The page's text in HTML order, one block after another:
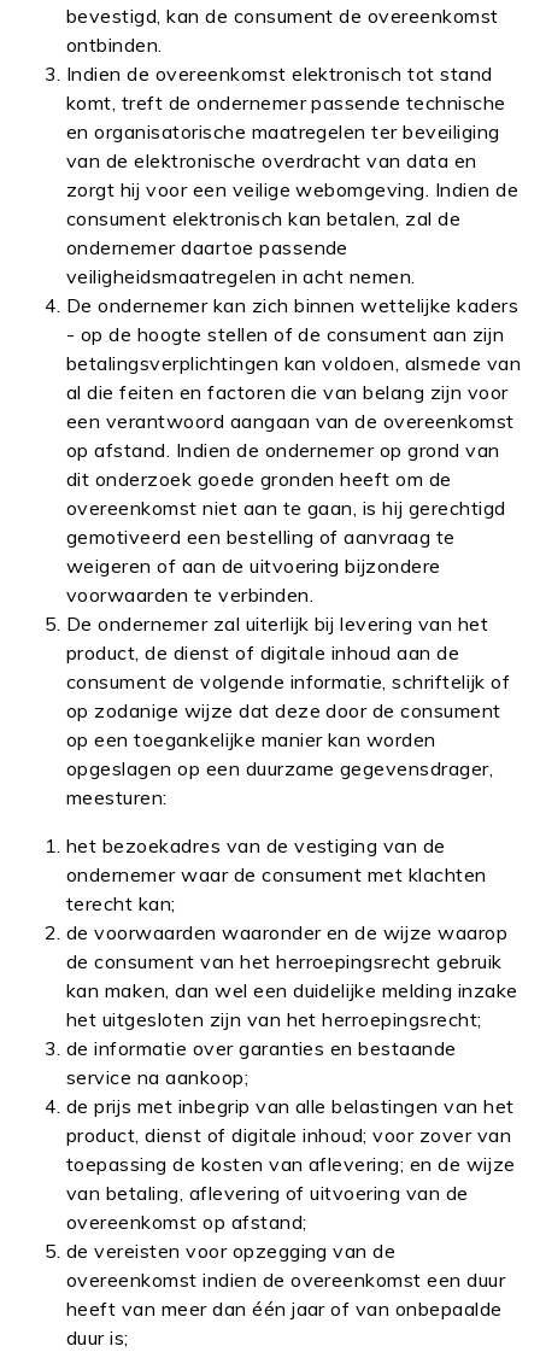
bevestigd, kan de consument de overeenkomst
ontbinden.
Indien de overeenkomst elektronisch tot stand
komt, treft de ondernemer passende technische
en organisatorische maatregelen ter beveiliging
van de elektronische overdracht van data en
zorgt hij voor een veilige webomgeving. Indien de
consument elektronisch kan betalen, zal de
ondernemer daartoe passende
veiligheidsmaatregelen in acht nemen.
De ondernemer kan zich binnen wettelijke kaders
- op de hoogte stellen of de consument aan zijn
betalingsverplichtingen kan voldoen, alsmede van
al die feiten en factoren die van belang zijn voor
een verantwoord aangaan van de overeenkomst
op afstand. Indien de ondernemer op grond van
dit onderzoek goede gronden heeft om de
overeenkomst niet aan te gaan, is hij gerechtigd
gemotiveerd een bestelling of aanvraag te
weigeren of aan de uitvoering bijzondere
voorwaarden te verbinden.
De ondernemer zal uiterlijk bij levering van het
product, de dienst of digitale inhoud aan de
consument de volgende informatie, schriftelijk of
op zodanige wijze dat deze door de consument
op een toegankelijke manier kan worden
opgeslagen op een duurzame gegevensdrager,
meesturen:
het bezoekadres van de vestiging van de
ondernemer waar de consument met klachten
terecht kan;
de voorwaarden waaronder en de wijze waarop
de consument van het herroepingsrecht gebruik
kan maken, dan wel een duidelijke melding inzake
het uitgesloten zijn van het herroepingsrecht;
de informatie over garanties en bestaande
service na aankoop;
de prijs met inbegrip van alle belastingen van het
product, dienst of digitale inhoud; voor zover van
toepassing de kosten van aflevering; en de wijze
van betaling, aflevering of uitvoering van de
overeenkomst op afstand;
de vereisten voor opzegging van de
overeenkomst indien de overeenkomst een duur
heeft van meer dan één jaar of van onbepaalde
duur is;